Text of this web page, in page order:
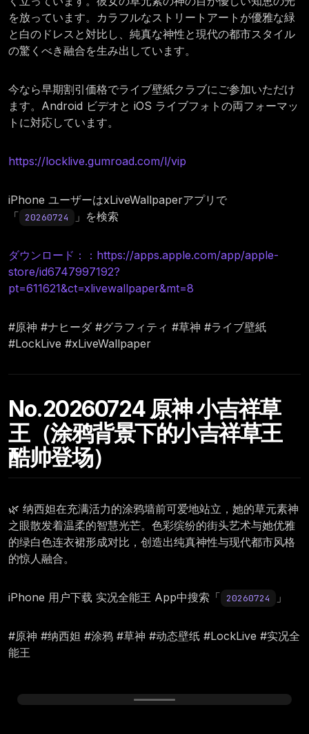
を放っています。カラフルなストリートアートが優雅な緑
と白のドレスと対比し、純真な神性と現代の都市スタイル
の驚くべき融合を生み出しています。
今なら早期割引価格でライブ壁紙クラブにご参加いただけ
ます。Android ビデオと iOS ライブフォトの両フォーマッ
トに対応しています。
https://locklive.gumroad.com/l/vip
iPhone ユーザーはxLiveWallpaperアプリで
「 20260724 」を検索
ダウンロード：：https://apps.apple.com/app/apple-
store/id6747997192?
pt=611621&ct=xlivewallpaper&mt=8
#原神 #ナヒーダ #グラフィティ #草神 #ライブ壁紙
#LockLive #xLiveWallpaper
No.20260724 原神 小吉祥草
王（涂鸦背景下的小吉祥草王
酷帅登场）
🌿 纳西妲在充满活力的涂鸦墙前可爱地站立，她的草元素神
之眼散发着温柔的智慧光芒。色彩缤纷的街头艺术与她优雅
的绿白色连衣裙形成对比，创造出纯真神性与现代都市风格
的惊人融合。
iPhone 用户下载 实况全能王 App中搜索「 20260724 」
#原神 #纳西妲 #涂鸦 #草神 #动态壁纸 #LockLive #实况全
能王